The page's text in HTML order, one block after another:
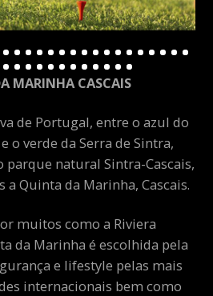
MARINHA CASCAIS
de Portugal, entre o azul do
o verde da Serra de Sintra,
natural Sintra-Cascais,
Quinta da Marinha, Cascais.
muitos como a Riviera
da Marinha é escolhida pela
e lifestyle pelas mais
internacionais bem como